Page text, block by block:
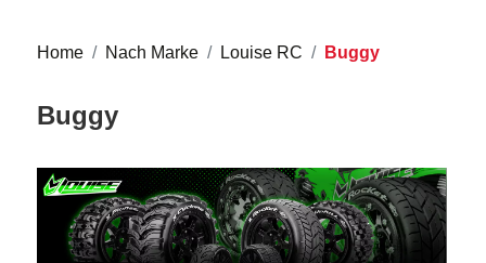
Home Nach Marke Louise RC Buggy
Buggy